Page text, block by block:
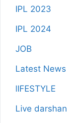
IPL 2023
IPL 2024
JOB
Latest News
lIFESTYLE
Live darshan